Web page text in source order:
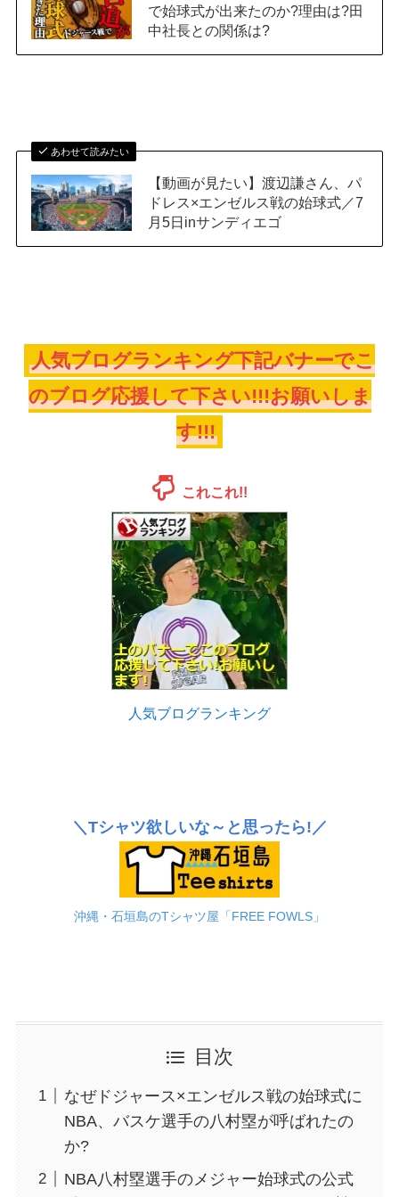
で始球式が出来たのか?理由は?田
中社長との関係は?
あわせて読みたい
【動画が見たい】渡辺謙さん、パ
ドレス×エンゼルス戦の始球式／7
月5日inサンディエゴ
人気ブログランキング下記バナーでこ
のブログ応援して下さい!!!お願いしま
す!!!
これこれ!!
人気ブログランキング
＼Tシャツ欲しいな～と思ったら!／
沖縄・石垣島のTシャツ屋「FREE FOWLS」
目次
なぜドジャース×エンゼルス戦の始球式に
NBA、バスケ選手の八村塁が呼ばれたの
か?
NBA八村塁選手のメジャー始球式の公式